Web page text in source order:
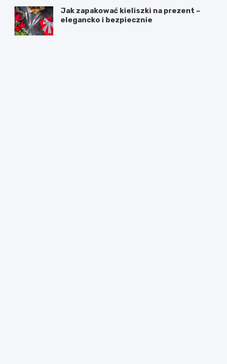
Jak zapakować kieliszki na prezent –
elegancko i bezpiecznie